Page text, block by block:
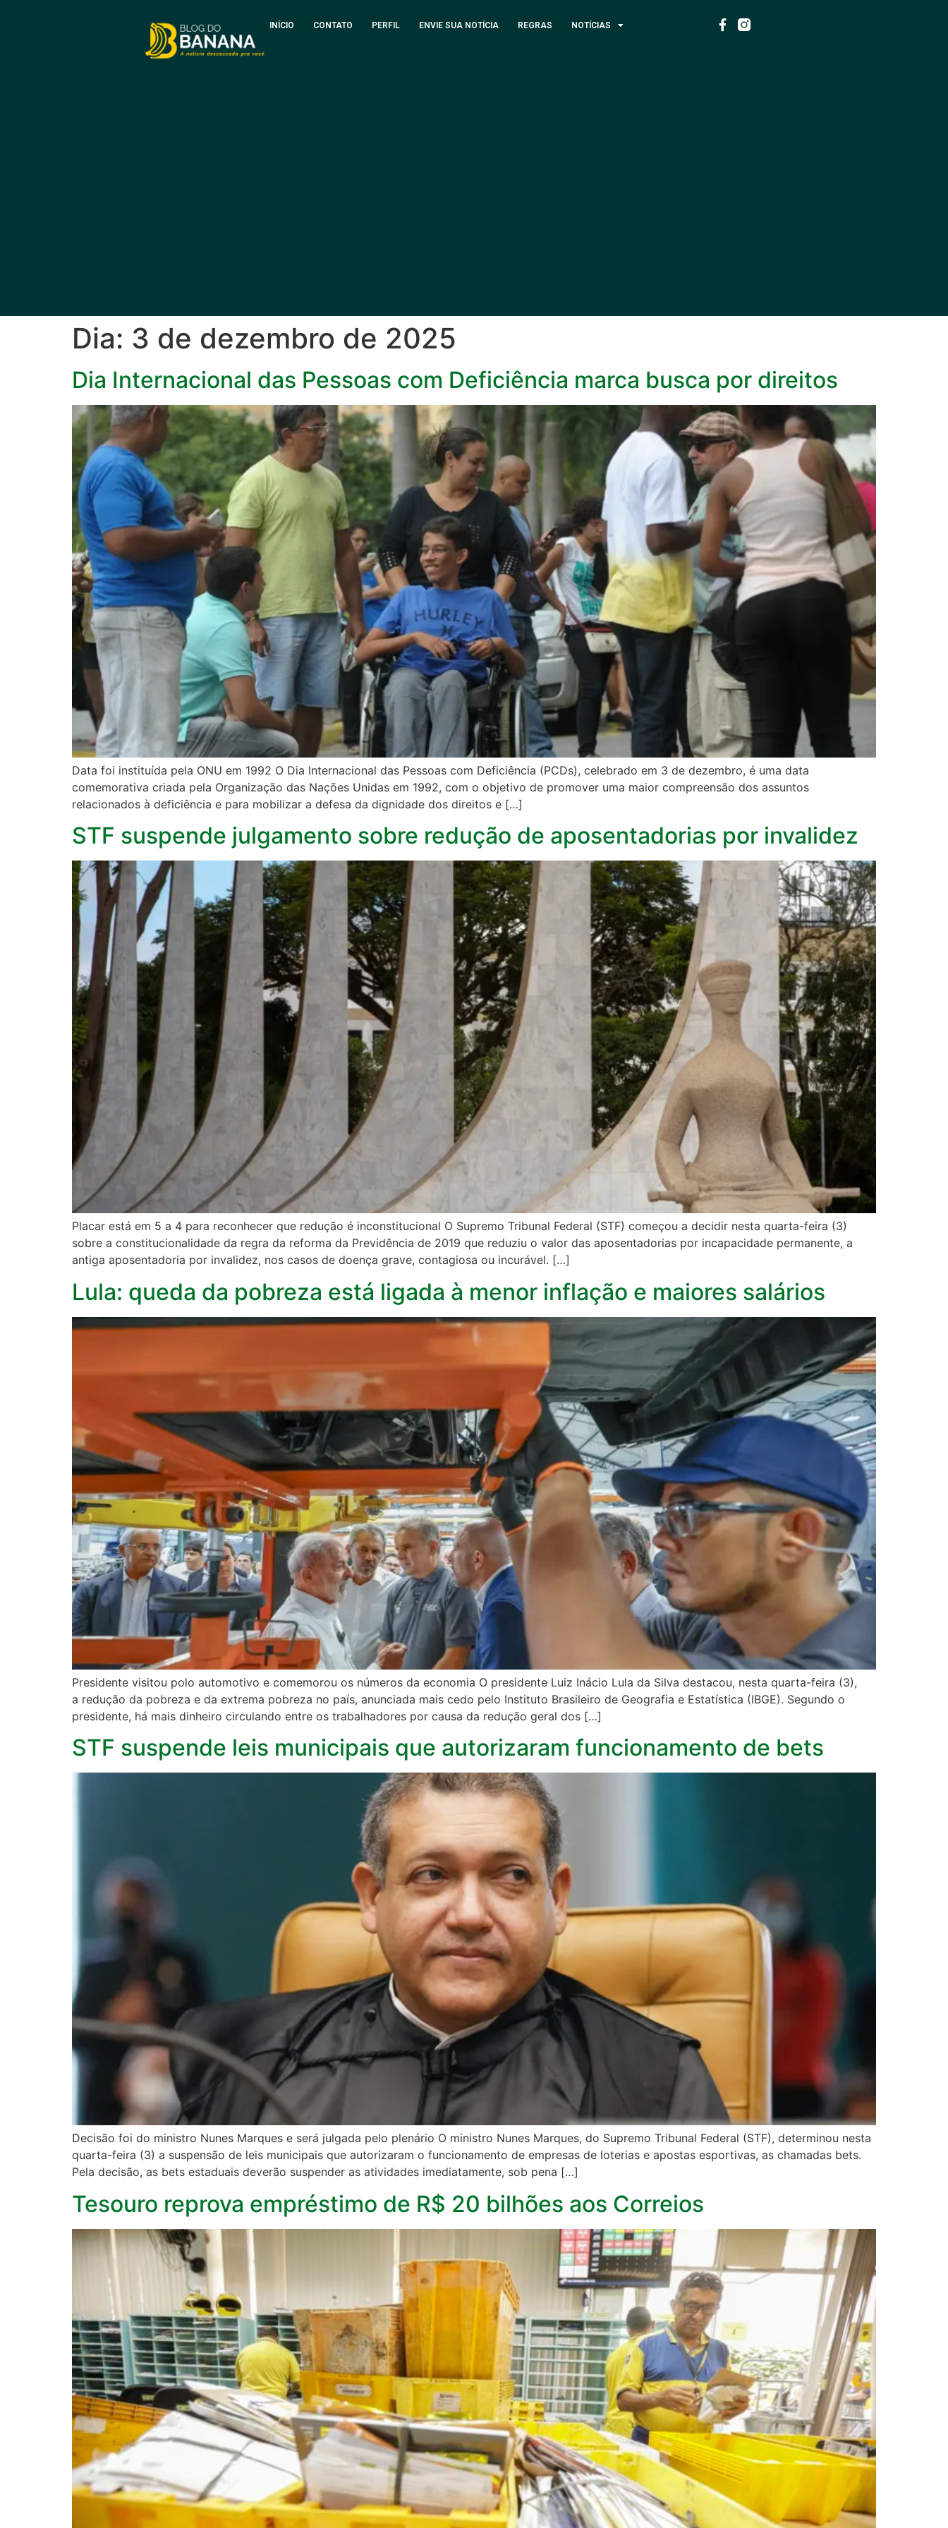
INÍCIO CONTATO PERFIL ENVIE SUA NOTÍCIA REGRAS NOTÍCIAS
Dia: 3 de dezembro de 2025
Dia Internacional das Pessoas com Deficiência marca busca por direitos
Data foi instituída pela ONU em 1992 O Dia Internacional das Pessoas com Deficiência (PCDs), celebrado em 3 de dezembro, é uma data
comemorativa criada pela Organização das Nações Unidas em 1992, com o objetivo de promover uma maior compreensão dos assuntos
relacionados à deficiência e para mobilizar a defesa da dignidade dos direitos e […]
STF suspende julgamento sobre redução de aposentadorias por invalidez
Placar está em 5 a 4 para reconhecer que redução é inconstitucional O Supremo Tribunal Federal (STF) começou a decidir nesta quarta-feira (3)
sobre a constitucionalidade da regra da reforma da Previdência de 2019 que reduziu o valor das aposentadorias por incapacidade permanente, a
antiga aposentadoria por invalidez, nos casos de doença grave, contagiosa ou incurável. […]
Lula: queda da pobreza está ligada à menor inflação e maiores salários
Presidente visitou polo automotivo e comemorou os números da economia O presidente Luiz Inácio Lula da Silva destacou, nesta quarta-feira (3),
a redução da pobreza e da extrema pobreza no país, anunciada mais cedo pelo Instituto Brasileiro de Geografia e Estatística (IBGE). Segundo o
presidente, há mais dinheiro circulando entre os trabalhadores por causa da redução geral dos […]
STF suspende leis municipais que autorizaram funcionamento de bets
Decisão foi do ministro Nunes Marques e será julgada pelo plenário O ministro Nunes Marques, do Supremo Tribunal Federal (STF), determinou nesta
quarta-feira (3) a suspensão de leis municipais que autorizaram o funcionamento de empresas de loterias e apostas esportivas, as chamadas bets.
Pela decisão, as bets estaduais deverão suspender as atividades imediatamente, sob pena […]
Tesouro reprova empréstimo de R$ 20 bilhões aos Correios